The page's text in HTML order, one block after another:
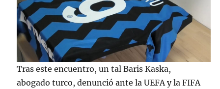
Tras este encuentro, un tal Baris Kaska,
abogado turco, denunció ante la UEFA y la FIFA